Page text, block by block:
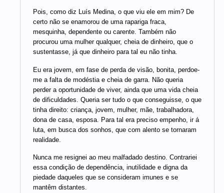
Pois, como diz Luís Medina, o que viu ele em mim? De
certo não se enamorou de uma rapariga fraca,
mesquinha, dependente ou carente. Também não
procurou uma mulher qualquer, cheia de dinheiro, que o
sustentasse, já que dinheiro para tal eu não tinha.
Eu era jovem, em fase de perda de visão, bonita, perdoe-
me a falta de modéstia e cheia de garra. Não queria
perder a oportunidade de viver, ainda que uma vida cheia
de dificuldades. Queria ser tudo o que conseguisse, o que
tinha direito: criança, jovem, mulher, mãe, trabalhadora,
dona de casa, esposa. Para tal era preciso empenho, ir á
luta, em busca dos sonhos, que com alento se tornaram
realidade.
Nunca me resignei ao meu malfadado destino. Contrariei
essa condição de dependência, inutilidade e digna da
piedade daqueles que se consideram imunes e se
mantêm distantes.